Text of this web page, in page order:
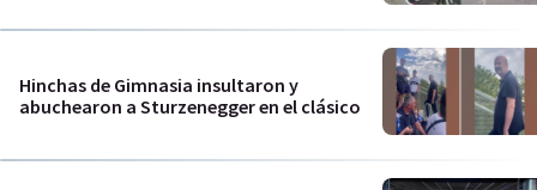
Hinchas de Gimnasia insultaron y
abuchearon a Sturzenegger en el clásico